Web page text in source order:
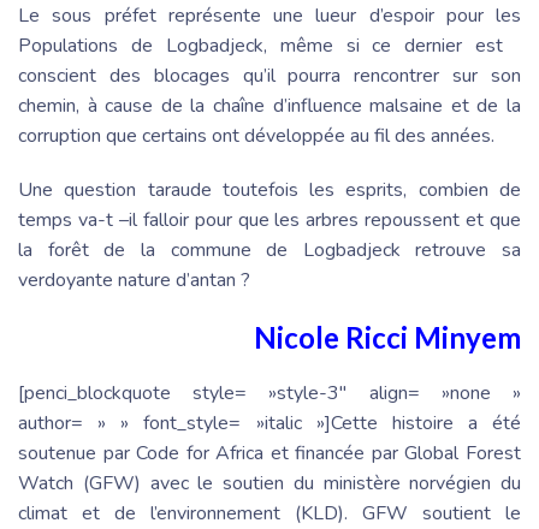
Le sous préfet représente une lueur d’espoir pour les
Populations de Logbadjeck, même si ce dernier est
conscient des blocages qu’il pourra rencontrer sur son
chemin, à cause de la chaîne d’influence malsaine et de la
corruption que certains ont développée au fil des années.
Une question taraude toutefois les esprits, combien de
temps va-t –il falloir pour que les arbres repoussent et que
la forêt de la commune de Logbadjeck retrouve sa
verdoyante nature d’antan ?
Nicole Ricci Minyem
[penci_blockquote style= »style-3″ align= »none »
author= » » font_style= »italic »]Cette histoire a été
soutenue par Code for Africa et financée par Global Forest
Watch (GFW) avec le soutien du ministère norvégien du
climat et de l’environnement (KLD). GFW soutient le